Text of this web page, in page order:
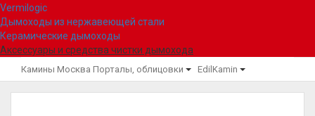
Vermilogic
Дымоходы из нержавеющей стали
Керамические дымоходы
Аксессуары и средства чистки дымохода
Камины Москва Порталы, облицовки EdilKamin